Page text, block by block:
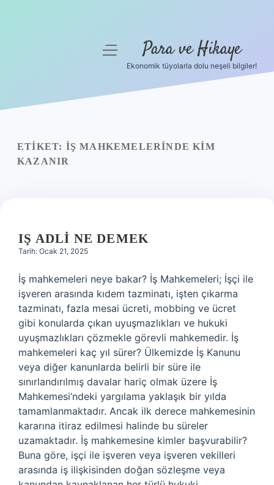
Yasal Uyarı
menüyü
Para ve Hikaye
Ekonomik tüyolarla dolu neşeli bilgiler!
ETIKET: İŞ MAHKEMELERINDE KIM
KAZANIR
IŞ ADLI NE DEMEK
Tarih: Ocak 21, 2025
İş mahkemeleri neye bakar? İş Mahkemeleri; İşçi ile
işveren arasında kıdem tazminatı, işten çıkarma
tazminatı, fazla mesai ücreti, mobbing ve ücret
gibi konularda çıkan uyuşmazlıkları ve hukuki
uyuşmazlıkları çözmekle görevli mahkemedir. İş
mahkemeleri kaç yıl sürer? Ülkemizde İş Kanunu
veya diğer kanunlarda belirli bir süre ile
sınırlandırılmış davalar hariç olmak üzere İş
Mahkemesi’ndeki yargılama yaklaşık bir yılda
tamamlanmaktadır. Ancak ilk derece mahkemesinin
kararına itiraz edilmesi halinde bu süreler
uzamaktadır. İş mahkemesine kimler başvurabilir?
Buna göre, işçi ile işveren veya işveren vekilleri
arasında iş ilişkisinden doğan sözleşme veya